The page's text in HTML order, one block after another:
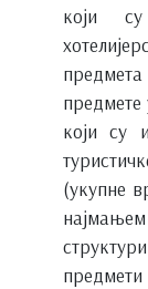
који
предмете
који су
(укупне